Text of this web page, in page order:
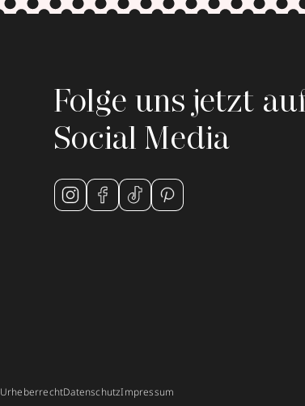
Folge uns jetzt
Social Media
UrheberrechtDatenschutzImpressum